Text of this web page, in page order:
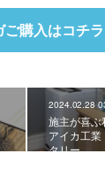
ご購入はコチラ
2024.02.28
施主が喜ぶ
アイカ工
タリー